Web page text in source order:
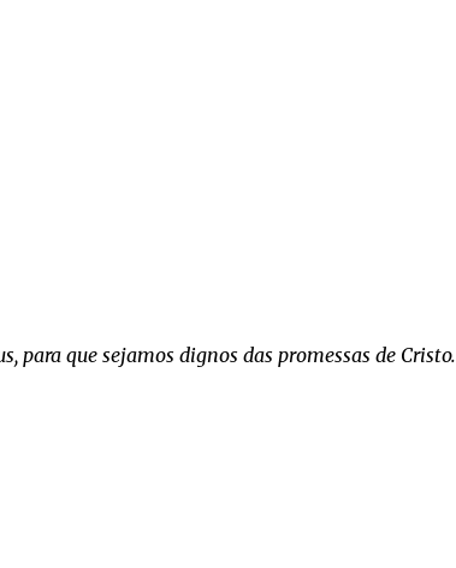
para que sejamos dignos das promessas de Cristo.